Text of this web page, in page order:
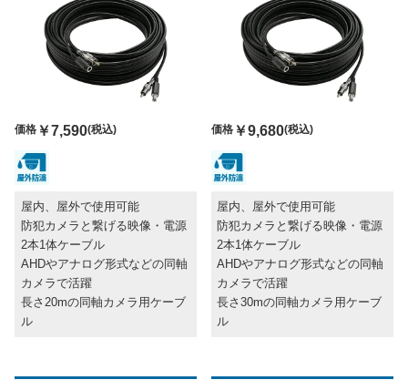
価格 ￥7,590(税込)
屋内、屋外で使用可能
防犯カメラと繋げる映像・電源
2本1体ケーブル
AHDやアナログ形式などの同軸
カメラで活躍
長さ20mの同軸カメラ用ケーブ
ル
価格￥9,680(税込)
屋内、屋外で使用可能
防犯カメラと繋げる映像・電源
2本1体ケーブル
AHDやアナログ形式などの同軸
カメラで活躍
長さ30mの同軸カメラ用ケーブ
ル